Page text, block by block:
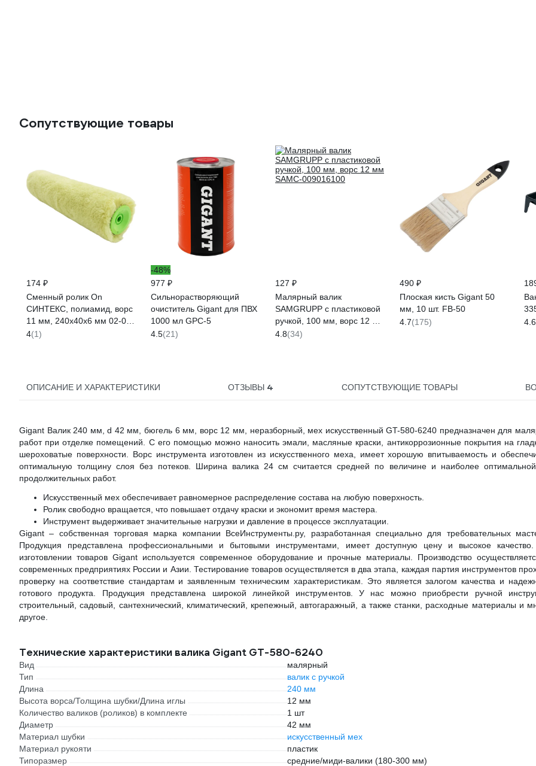
Сопутствующие товары
174 ₽
Сменный ролик On
СИНТЕКС, полиамид, ворс
11 мм, 240x40x6 мм 02-02-
321
4(1)
-48%
977 ₽
Сильнорастворяющий
очиститель Gigant для ПВХ
1000 мл GPC-5
4.5(21)
127 ₽
Малярный валик
SAMGRUPP с пластиковой
ручкой, 100 мм, ворс 12 мм
SAMC-009016100
4.8(34)
490 ₽
Плоская кисть Gigant 50
мм, 10 шт. FB-50
4.7(175)
4.6
ОПИСАНИЕ И ХАРАКТЕРИСТИКИ ОТЗЫВЫ 4 СОПУТСТВУЮЩИЕ ТОВАРЫ
Gigant Валик 240 мм, d 42 мм, бюгель 6 мм, ворс 12 мм, неразборный, мех искусственный GT-580-6240 предназначен для
работ при отделке помещений. С его помощью можно наносить эмали, масляные краски, антикоррозионные покрытия на
шероховатые поверхности. Ворс инструмента изготовлен из искусственного меха, имеет хорошую впитываемость и
оптимальную толщину слоя без потеков. Ширина валика 24 см считается средней по величине и наиболее
продолжительных работ.
Искусственный мех обеспечивает равномерное распределение состава на любую поверхность.
Ролик свободно вращается, что повышает отдачу краски и экономит время мастера.
Инструмент выдерживает значительные нагрузки и давление в процессе эксплуатации.
Gigant – собственная торговая марка компании ВсеИнструменты.ру, разработанная специально для требовательных
Продукция представлена профессиональными и бытовыми инструментами, имеет доступную цену и высокое
изготовлении товаров Gigant используется современное оборудование и прочные материалы. Производство
современных предприятиях России и Азии. Тестирование товаров осуществляется в два этапа, каждая партия инструментов
проверку на соответствие стандартам и заявленным техническим характеристикам. Это является залогом качества и
готового продукта. Продукция представлена широкой линейкой инструментов. У нас можно приобрести ручной
строительный, садовый, сантехнический, климатический, крепежный, автогаражный, а также станки, расходные материалы и
другое.
Технические характеристики валика Gigant GT-580-6240
Вид
малярный
Тип
валик с ручкой
Длина
240 мм
Высота ворса/Толщина шубки/Длина иглы
12 мм
Количество валиков (роликов) в комплекте
1 шт
Диаметр
42 мм
Материал шубки
искусственный мех
Материал рукояти
пластик
Типоразмер
средние/миди-валики (180-300 мм)